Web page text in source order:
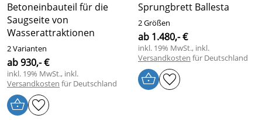
Betoneinbauteil für die
Saugseite von
Wasserattraktionen
2 Varianten
ab 930,- €
inkl. 19% MwSt., inkl.
Versandkosten für Deutschland
Sprungbrett Ballesta
2 Größen
ab 1.480,- €
inkl. 19% MwSt., inkl.
Versandkosten für Deutschland